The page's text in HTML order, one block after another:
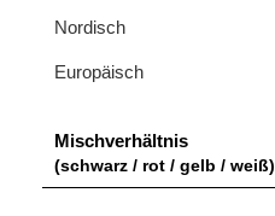
Nordisch
Europäisch
Mischverhältnis
(schwarz / rot / gelb / weiß)